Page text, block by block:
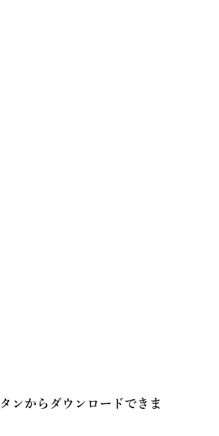
ンからダウンロードできま